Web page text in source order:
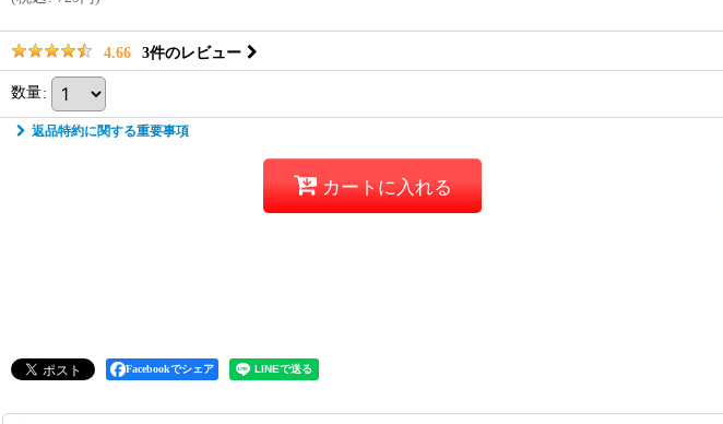
4.66 3件のレビュー
数量:
返品特約に関する重要事項
カートに入れる
Facebookでシェア